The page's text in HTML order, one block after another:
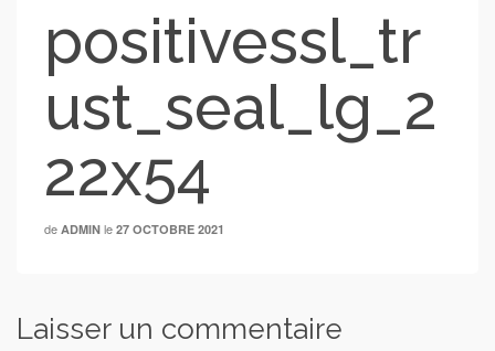
positivessl_tr
ust_seal_lg_2
22x54
de ADMIN le 27 OCTOBRE 2021
Laisser un commentaire